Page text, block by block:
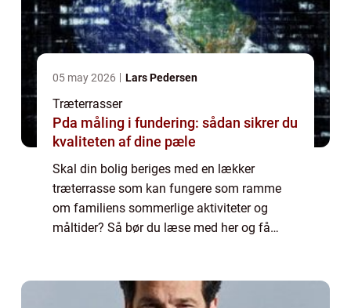
05 may 2026 Lars Pedersen
Træterrasser
Pda måling i fundering: sådan sikrer du
kvaliteten af dine pæle
Skal din bolig beriges med en lækker
træterrasse som kan fungere som ramme
om familiens sommerlige aktiviteter og
måltider? Så bør du læse med her og få